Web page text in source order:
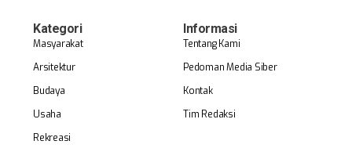
Kategori
Masyarakat
Arsitektur
Budaya
Usaha
Rekreasi
Informasi
Tentang Kami
Pedoman Media Siber
Kontak
Tim Redaksi